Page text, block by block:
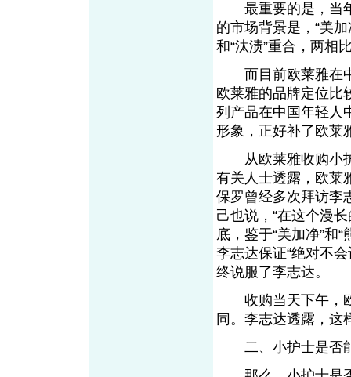
最重要的是，当年
的市场背景是，“美
和“汰渍”重合，两相
而目前欧莱雅在中
欧莱雅的品牌定位比
列产品在中国年轻人
形象，正好补了欧莱
从欧莱雅收购小护
有关人士透露，欧莱
保罗曾经多次拜访李
己也说，“在这个漫
底，鉴于“美加净”和
李志达保证“绝对不
终说服了李志达。
收购当天下午，欧
同。李志达透露，这
二、小护士是否能